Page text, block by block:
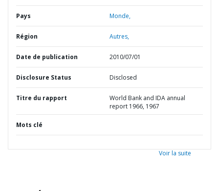
Pays Monde,
Région Autres,
Date de publication 2010/07/01
Disclosure Status Disclosed
Titre du rapport
World Bank and IDA annual
report 1966, 1967
Mots clé
Voir la suite